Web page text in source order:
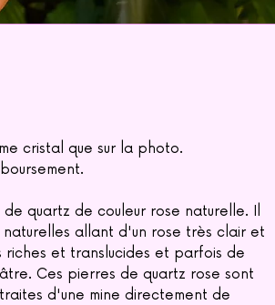
cristal que sur la photo.
quartz de couleur rose naturelle. Il
allant d'un rose très clair et
et translucides et parfois de
Ces pierres de quartz rose sont
d'une mine directement de